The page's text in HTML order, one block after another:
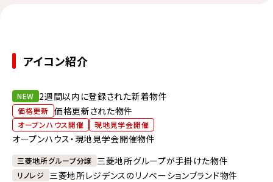
アイコン紹介
NEW 2週間以内に登録された新着物件
価格更新 価格更新された物件
オープンハウス開催 現地見学会開催
オープンハウス・現地見学会開催物件
三菱地所グループ分譲 三菱地所グループが手掛けた物件
リノレジ 三菱地所レジデンスのリノベーションブランド物件